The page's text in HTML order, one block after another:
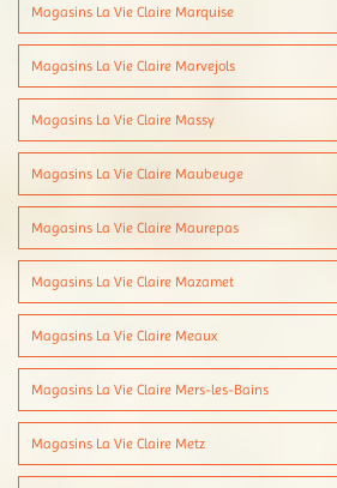
Magasins La Vie Claire Marquise
Magasins La Vie Claire Marvejols
Magasins La Vie Claire Massy
Magasins La Vie Claire Maubeuge
Magasins La Vie Claire Maurepas
Magasins La Vie Claire Mazamet
Magasins La Vie Claire Meaux
Magasins La Vie Claire Mers-les-Bains
Magasins La Vie Claire Metz